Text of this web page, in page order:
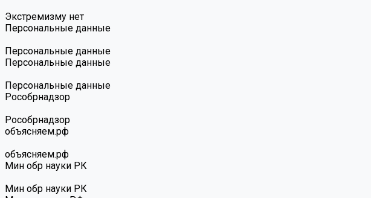
Экстремизму нет
Персональные данные
Персональные данные
Персональные данные
Персональные данные
Роcобрнадзор
Роcобрнадзор
объясняем.рф
объясняем.рф
Мин обр науки РК
Мин обр науки РК